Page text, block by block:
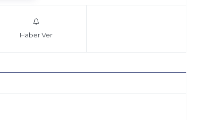
Haber Ver